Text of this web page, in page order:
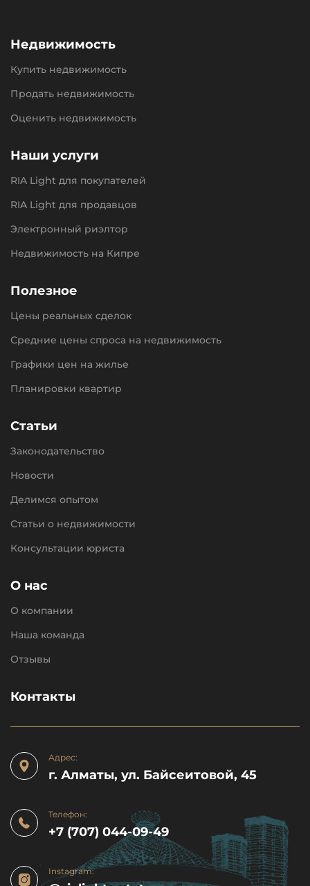
Недвижимость
Купить недвижимость
Продать недвижимость
Оценить недвижимость
Наши услуги
RIA Light для покупателей
RIA Light для продавцов
Электронный риэлтор
Недвижимость на Кипре
Полезное
Цены реальных сделок
Средние цены спроса на недвижимость
Графики цен на жилье
Планировки квартир
Статьи
Законодательство
Новости
Делимся опытом
Статьи о недвижимости
Консультации юриста
О нас
О компании
Наша команда
Отзывы
Контакты
Адрес:
г. Алматы, ул. Байсеитовой, 45
Телефон:
+7 (707) 044-09-49
Instagram: